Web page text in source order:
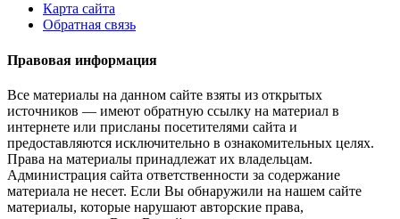
Карта сайта
Обратная связь
Правовая информация
Все материалы на данном сайте взяты из открытых
источников — имеют обратную ссылку на материал в
интернете или присланы посетителями сайта и
предоставляются исключительно в ознакомительных целях.
Права на материалы принадлежат их владельцам.
Администрация сайта ответственности за содержание
материала не несет. Если Вы обнаружили на нашем сайте
материалы, которые нарушают авторские права,